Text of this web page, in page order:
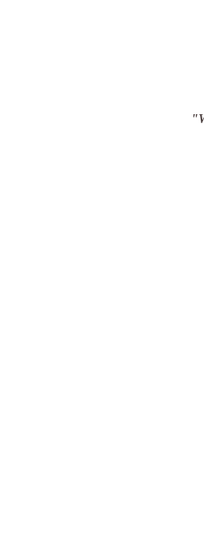
Sie ins